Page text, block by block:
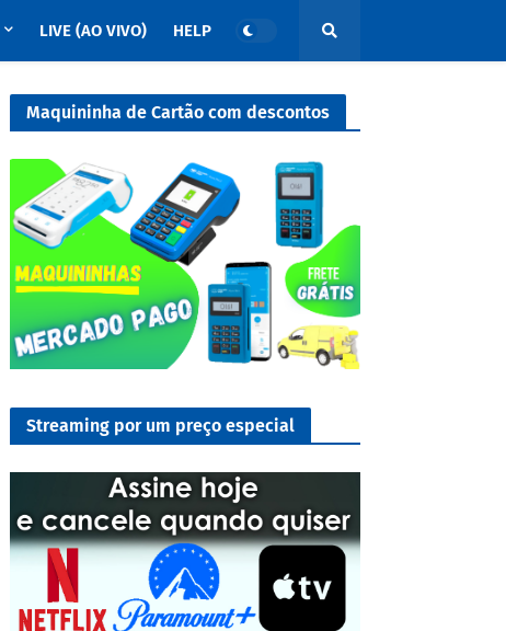
LIVE (AO VIVO) HELP
Maquininha de Cartão com descontos
Streaming por um preço especial